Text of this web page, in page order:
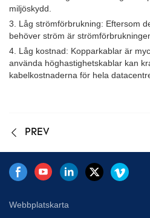
miljöskydd.
3. Låg strömförbrukning: Eftersom
behöver ström är
4. Låg kostnad: Kopparkablar är
använda höghastighetskablar kan
kabelkostnaderna för hela
PREV
Webbplatskarta